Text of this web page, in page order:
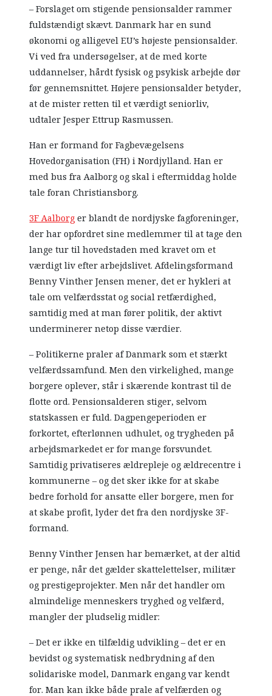
– Forslaget om stigende pensionsalder rammer
fuldstændigt skævt. Danmark har en sund
økonomi og alligevel EU’s højeste pensionsalder.
Vi ved fra undersøgelser, at de med korte
uddannelser, hårdt fysisk og psykisk arbejde dør
før gennemsnittet. Højere pensionsalder betyder,
at de mister retten til et værdigt seniorliv,
udtaler Jesper Ettrup Rasmussen.
Han er formand for Fagbevægelsens
Hovedorganisation (FH) i Nordjylland. Han er
med bus fra Aalborg og skal i eftermiddag holde
tale foran Christiansborg.
3F Aalborger blandt de nordjyske fagforeninger,
der har opfordret sine medlemmer til at tage den
lange tur til hovedstaden med kravet om et
værdigt liv efter arbejdslivet. Afdelingsformand
Benny Vinther Jensen mener, det er hykleri at
tale om velfærdsstat og social retfærdighed,
samtidig med at man fører politik, der aktivt
underminerer netop disse værdier.
– Politikerne praler af Danmark som et stærkt
velfærdssamfund. Men den virkelighed, mange
borgere oplever, står i skærende kontrast til de
flotte ord. Pensionsalderen stiger, selvom
statskassen er fuld. Dagpengeperioden er
forkortet, efterlønnen udhulet, og trygheden på
arbejdsmarkedet er for mange forsvundet.
Samtidig privatiseres ældrepleje og ældrecentre i
kommunerne – og det sker ikke for at skabe
bedre forhold for ansatte eller borgere, men for
at skabe profit, lyder det fra den nordjyske 3F-
formand.
Benny Vinther Jensen har bemærket, at der altid
er penge, når det gælder skattelettelser, militær
og prestigeprojekter. Men når det handler om
almindelige menneskers tryghed og velfærd,
mangler der pludselig midler:
– Det er ikke en tilfældig udvikling – det er en
bevidst og systematisk nedbrydning af den
solidariske model, Danmark engang var kendt
for. Man kan ikke både prale af velfærden og